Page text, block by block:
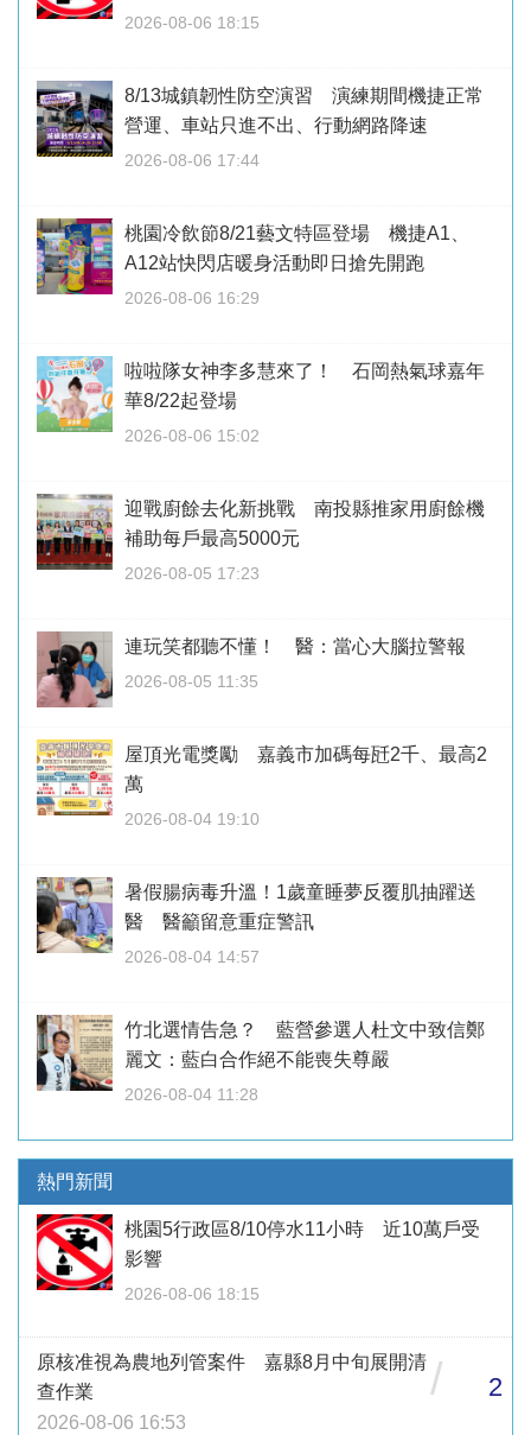
2026-08-06 18:15
8/13城鎮韌性防空演習 演練期間機捷正常
營運、車站只進不出、行動網路降速
2026-08-06 17:44
桃園冷飲節8/21藝文特區登場 機捷A1、
A12站快閃店暖身活動即日搶先開跑
2026-08-06 16:29
啦啦隊女神李多慧來了！ 石岡熱氣球嘉年
華8/22起登場
2026-08-06 15:02
迎戰廚餘去化新挑戰 南投縣推家用廚餘機
補助每戶最高5000元
2026-08-05 17:23
連玩笑都聽不懂！ 醫：當心大腦拉警報
2026-08-05 11:35
屋頂光電獎勵 嘉義市加碼每瓩2千、最高2
萬
2026-08-04 19:10
暑假腸病毒升溫！1歲童睡夢反覆肌抽躍送
醫 醫籲留意重症警訊
2026-08-04 14:57
竹北選情告急？ 藍營參選人杜文中致信鄭
麗文：藍白合作絕不能喪失尊嚴
2026-08-04 11:28
熱門新聞
桃園5行政區8/10停水11小時 近10萬戶受
影響
2026-08-06 18:15
原核准視為農地列管案件 嘉縣8月中旬展開清
查作業
2026-08-06 16:53
/ 2